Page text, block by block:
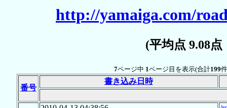
http://yamaiga.com/
(平均点 9.08
7ページ中 1ページ目を表示(合計199
番号
書き込み日時